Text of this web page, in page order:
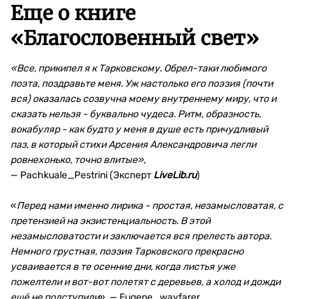
Еще о книге
«Благословенный свет»
«Все, прикипел я к Тарковскому. Обрел-таки любимого
поэта, поздравьте меня. Уж настолько его поэзия (почти
вся) оказалась созвучна моему внутреннему миру, что и
сказать нельзя - буквально чудеса. Ритм, образность,
вокабуляр - как будто у меня в душе есть причудливый
паз, в который стихи Арсения Александровича легли
ровнехонько, точно влитые»,
— Pachkuale_Pestrini (Эксперт LiveLib.ru)
«Перед нами именно лирика - простая, незамысловатая, с
претензией на экзистенциальность. В этой
незамысловатости и заключается вся прелесть автора.
Немного грустная, поэзия Тарковского прекрасно
усваивается в те осенние дни, когда листья уже
пожелтели и вот-вот полетят с деревьев, а холод и дожди